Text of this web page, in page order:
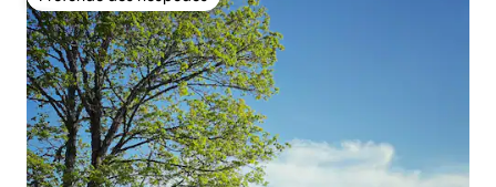
Preferido dos hóspedes